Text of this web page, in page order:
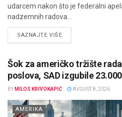
udarcem nakon što je federalni
nadzemnih radova...
SAZNAJTE VIŠEDETAILS
Šok za američko tržište
poslova, SAD izgubile 23.000
BY MILOS KRIVOKAPIĆ AVGUST 8, 2026
AMERIKA